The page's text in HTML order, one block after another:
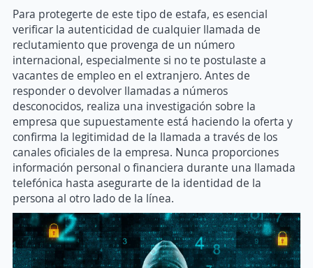
Para protegerte de este tipo de estafa, es esencial
verificar la autenticidad de cualquier llamada de
reclutamiento que provenga de un número
internacional, especialmente si no te postulaste a
vacantes de empleo en el extranjero. Antes de
responder o devolver llamadas a números
desconocidos, realiza una investigación sobre la
empresa que supuestamente está haciendo la oferta y
confirma la legitimidad de la llamada a través de los
canales oficiales de la empresa. Nunca proporciones
información personal o financiera durante una llamada
telefónica hasta asegurarte de la identidad de la
persona al otro lado de la línea.